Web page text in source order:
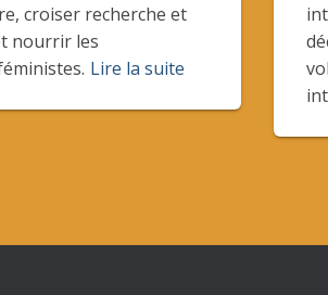
croiser recherche et
nourrir les
Lire la suite